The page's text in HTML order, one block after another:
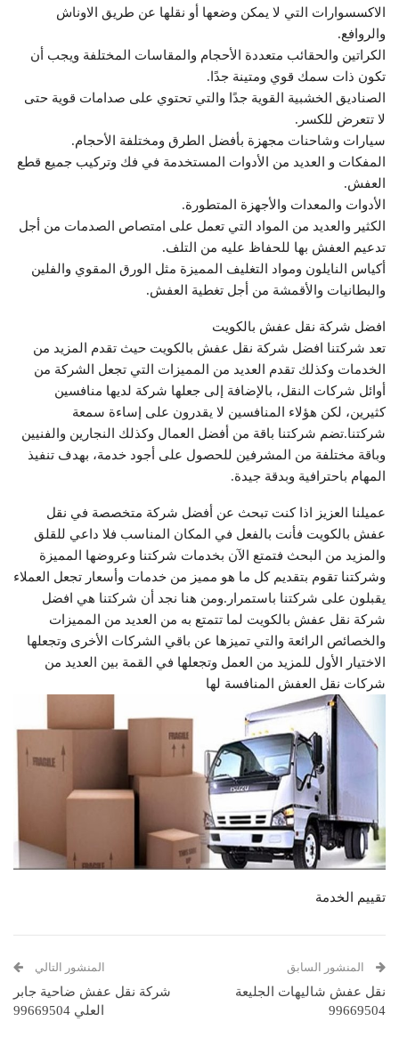
الاكسسوارات التي لا يمكن وضعها أو نقلها عن طريق الاوناش
والروافع.
الكراتين والحقائب متعددة الأحجام والمقاسات المختلفة ويجب أن
تكون ذات سمك قوي ومتينة جدًا.
الصناديق الخشبية القوية جدًا والتي تحتوي على صدامات قوية حتى
لا تتعرض للكسر.
سيارات وشاحنات مجهزة بأفضل الطرق ومختلفة الأحجام.
المفكات و العديد من الأدوات المستخدمة في فك وتركيب جميع قطع
العفش.
الأدوات والمعدات والأجهزة المتطورة.
الكثير والعديد من المواد التي تعمل على امتصاص الصدمات من أجل
تدعيم العفش بها للحفاظ عليه من التلف.
أكياس النايلون ومواد التغليف المميزة مثل الورق المقوي والفلين
والبطانيات والأقمشة من أجل تغطية العفش.
افضل شركة نقل عفش بالكويت
تعد شركتنا افضل شركة نقل عفش بالكويت حيث تقدم المزيد من
الخدمات وكذلك تقدم العديد من المميزات التي تجعل الشركة من
أوائل شركات النقل، بالإضافة إلى جعلها شركة لديها منافسين
كثيرين، لكن هؤلاء المنافسين لا يقدرون على إساءة سمعة
شركتنا.تضم شركتنا باقة من أفضل العمال وكذلك النجارين والفنيين
وباقة مختلفة من المشرفين للحصول على أجود خدمة، بهدف تنفيذ
المهام باحترافية وبدقة جيدة.
عميلنا العزيز اذا كنت تبحث عن أفضل شركة متخصصة في نقل
عفش بالكويت فأنت بالفعل في المكان المناسب فلا داعي للقلق
والمزيد من البحث فتمتع الآن بخدمات شركتنا وعروضها المميزة
وشركتنا تقوم بتقديم كل ما هو مميز من خدمات وأسعار تجعل العملاء
يقبلون على شركتنا باستمرار.ومن هنا نجد أن شركتنا هي افضل
شركة نقل عفش بالكويت لما تتمتع به من العديد من المميزات
والخصائص الرائعة والتي تميزها عن باقي الشركات الأخرى وتجعلها
الاختيار الأول للمزيد من العمل وتجعلها في القمة بين العديد من
شركات نقل العفش المنافسة لها
تقييم الخدمة
المنشور السابق
نقل عفش شاليهات الجليعة
99669504
المنشور التالي
شركة نقل عفش ضاحية جابر
العلي 99669504